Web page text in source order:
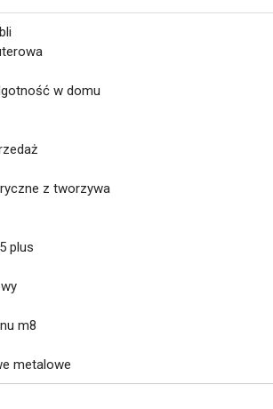
w domu
z tworzywa
plus
m8
metalowe